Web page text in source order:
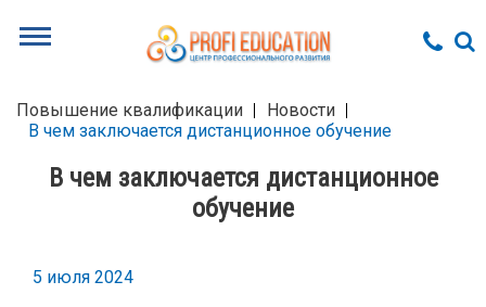
Повышение квалификации
Новости
В чем заключается дистанционное обучение
В чем заключается дистанционное
обучение
5 июля 2024